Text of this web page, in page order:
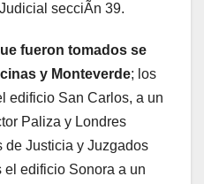
secciÃn 39.
fueron tomados se
y Monteverde; los
edificio San Carlos, a un
Paliza y Londres
de Justicia y Juzgados
el edificio Sonora a un